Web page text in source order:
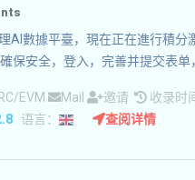
AI數據平臺，現在正在進行積
保安全，登入，完善并提交表单
EVM Mail 邀请
收录时
语言： 查阅详情